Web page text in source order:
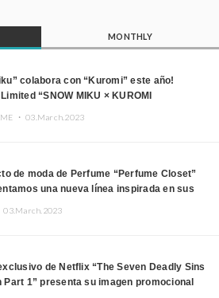
MONTHLY
colabora con “Kuromi” este año!
“SNOW MIKU × KUROMI
・03.March.2023
de moda de Perfume “Perfume Closet”
una nueva línea inspirada en sus
03.March.2023
de Netflix “The Seven Deadly Sins
Part 1” presenta su imagen promocional